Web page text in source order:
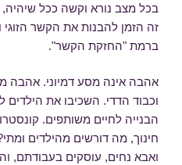
בכל מצב נורא וקשה ככל שיהיה,
זה הזמן להבנות את הקשר
ברמת "החזקת הקשר".
אהבה אינה מסע דמיוני. אהבה
וכבוד הדדי. השכיבו את הילדים
הבנייה לחיים משותפים.
חינוך, מה דורשים מהילדים
ואבא נחים, עוסקים בעבודתם,